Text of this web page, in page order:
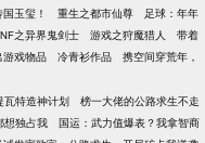
玉玺！ 重生之都市仙尊
足球：年年
之异界鬼剑士 游戏之狩魔猎人
带着
游戏物品 冷青衫作品
携空间穿荒年，
瓦特造神计划
榜一大佬的公路求生不走
想独占我
国运：武力值爆表？我拿智商